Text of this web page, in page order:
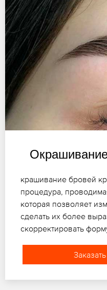
крашивание бровей
процедура,
которая позволяет
сделать их более
скорректировать